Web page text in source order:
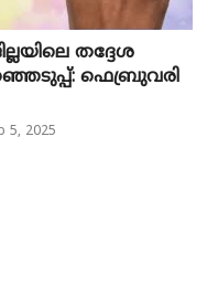
തദ്ദേശ
ഫെബ്രുവരി
5, 2025